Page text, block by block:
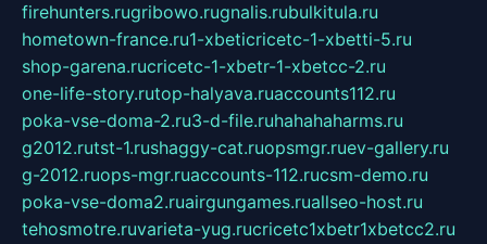
firehunters.rugribowo.rugnalis.rubulkitula.ru
hometown-france.ru1-xbeticricetc-1-xbetti-5.ru
shop-garena.rucricetc-1-xbetr-1-xbetcc-2.ru
one-life-story.rutop-halyava.ruaccounts112.ru
poka-vse-doma-2.ru3-d-file.ruhahahaharms.ru
g2012.rutst-1.rushaggy-cat.ruopsmgr.ruev-gallery.ru
g-2012.ruops-mgr.ruaccounts-112.rucsm-demo.ru
poka-vse-doma2.ruairgungames.ruallseo-host.ru
tehosmotre.ruvarieta-yug.rucricetc1xbetr1xbetcc2.ru